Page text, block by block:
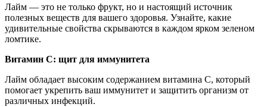
Лайм — это не только фрукт, но и настоящий источник
полезных веществ для вашего здоровья. Узнайте, какие
удивительные свойства скрываются в каждом ярком зеленом
ломтике.
Витамин C: щит для иммунитета
Лайм обладает высоким содержанием витамина C, который
помогает укрепить ваш иммунитет и защитить организм от
различных инфекций.